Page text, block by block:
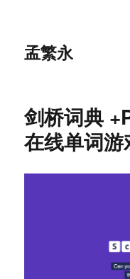
孟繁永
剑桥词典
在线单词游